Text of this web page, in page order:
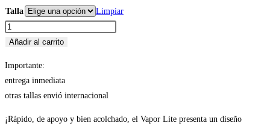
original
era:
Talla
Limpiar
NIKE
COURT
HC
CELESTE
TALLAS
:
Añadir al carrito
Importante:
entrega inmediata
otras tallas envió internacional
¡Rápido, de apoyo y bien acolchado, el Vapor Lite presenta un diseño